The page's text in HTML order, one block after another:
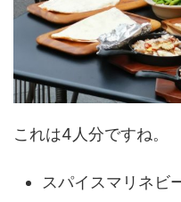
これは4人分ですね。
スパイスマリネビ